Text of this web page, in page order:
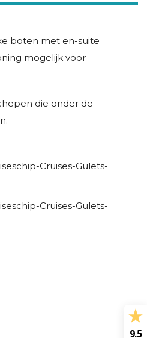
boten met en-suite
mogelijk voor
die onder de
9.5